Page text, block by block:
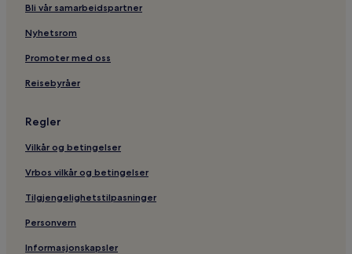
Bli vår samarbeidspartner
Nyhetsrom
Promoter med oss
Reisebyråer
Regler
Vilkår og betingelser
Vrbos vilkår og betingelser
Tilgjengelighetstilpasninger
Personvern
Informasjonskapsler